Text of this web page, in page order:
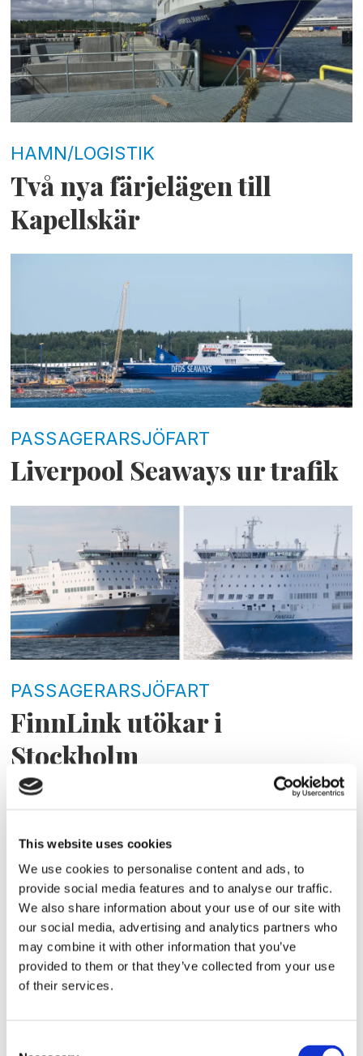
This website uses cookies
We use cookies to personalise content and ads, to
provide social media features and to analyse our traffic.
We also share information about your use of our site with
our social media, advertising and analytics partners who
may combine it with other information that you’ve
provided to them or that they’ve collected from your use
of their services.
HAMN/LOGISTIK
Två nya färjelägen till
Kapellskär
PASSAGERARSJÖFART
Liverpool Seaways ur trafik
PASSAGERARSJÖFART
FinnLink utökar i
Stockholm
PASSAGERARSJÖFART